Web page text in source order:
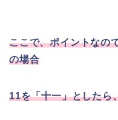
ここで、ポイントなの
の場合
11を「十一」としたら